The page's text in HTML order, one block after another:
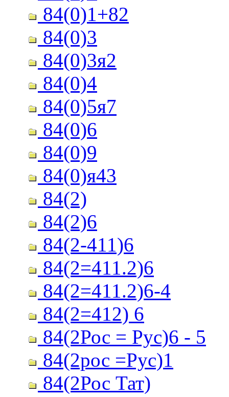
84(0)1+82
84(0)3
84(0)3я2
84(0)4
84(0)5я7
84(0)6
84(0)9
84(0)я43
84(2)
84(2)6
84(2-411)6
84(2=411.2)6
84(2=411.2)6-4
84(2=412) 6
84(2Рос = Рус)6 - 5
84(2рос =Рус)1
84(2Рос Тат)